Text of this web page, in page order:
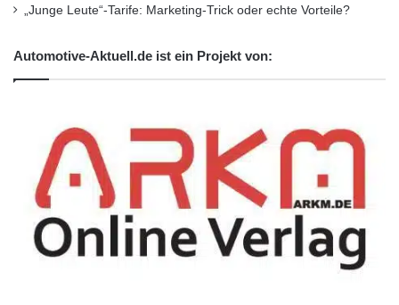
„Junge Leute“-Tarife: Marketing-Trick oder echte Vorteile?
Automotive-Aktuell.de ist ein Projekt von: